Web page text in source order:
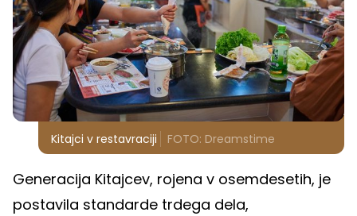
Kitajci v restavraciji FOTO: Dreamstime
Generacija Kitajcev, rojena v osemdesetih, je
postavila standarde trdega dela,